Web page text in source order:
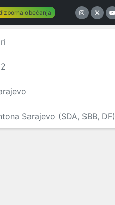
obećanja
Sarajevo (SDA, SBB, DF)